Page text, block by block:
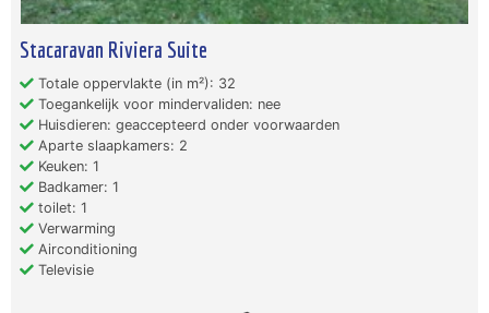
Stacaravan Riviera Suite
Totale oppervlakte (in m²): 32
Toegankelijk voor mindervaliden: nee
Huisdieren: geaccepteerd onder voorwaarden
Aparte slaapkamers: 2
Keuken: 1
Badkamer: 1
toilet: 1
Verwarming
Airconditioning
Televisie